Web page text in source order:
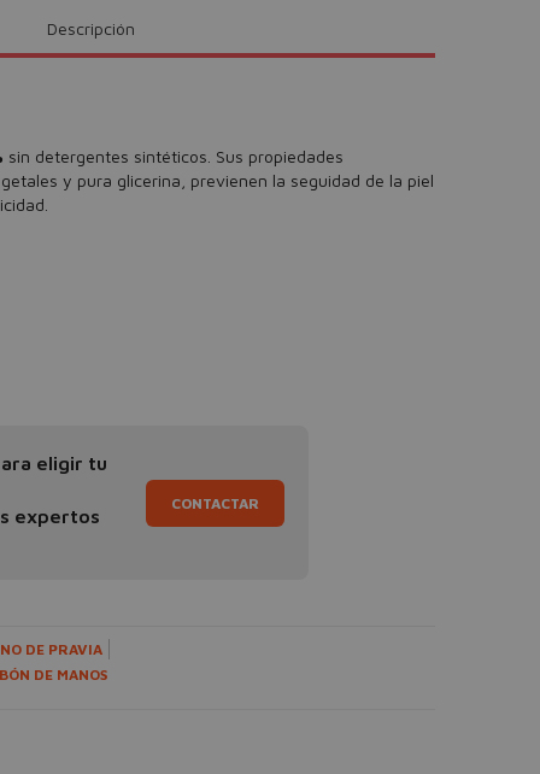
Descripción
sin detergentes sintéticos. Sus propiedades
y pura glicerina, previenen la seguidad de la piel
eligir tu
expertos
CONTACTAR
DE PRAVIA
DE MANOS